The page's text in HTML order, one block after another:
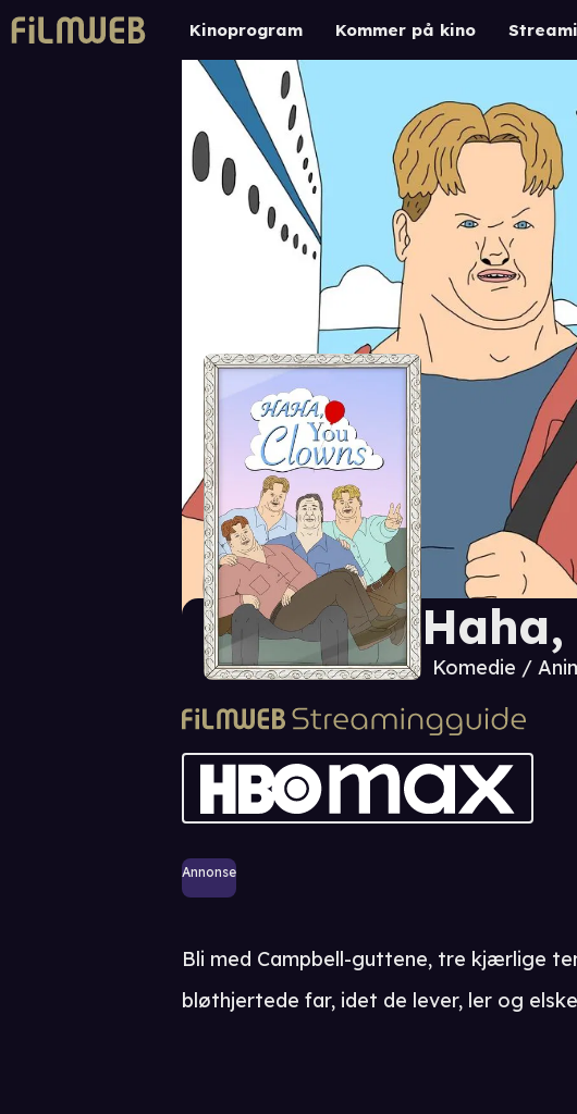
Kinoprogram Kommer på kino
Komedie /
Annonse
Bli med Campbell-guttene, tre kjærlige
bløthjertede far, idet de lever, ler og